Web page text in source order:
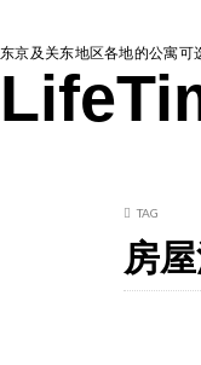
东京及关东地区各地的公寓可
TAG
房